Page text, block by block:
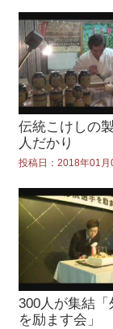
伝統こけしの
人だかり
投稿日：2018年01月
300人が集結「
を励ます会」